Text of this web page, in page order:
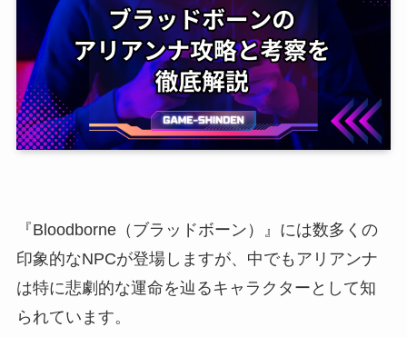
『Bloodborne（ブラッドボーン）』には数多くの
印象的なNPCが登場しますが、中でもアリアンナ
は特に悲劇的な運命を辿るキャラクターとして知
られています。